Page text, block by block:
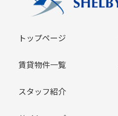
トップページ
賃貸物件一覧
スタッフ紹介